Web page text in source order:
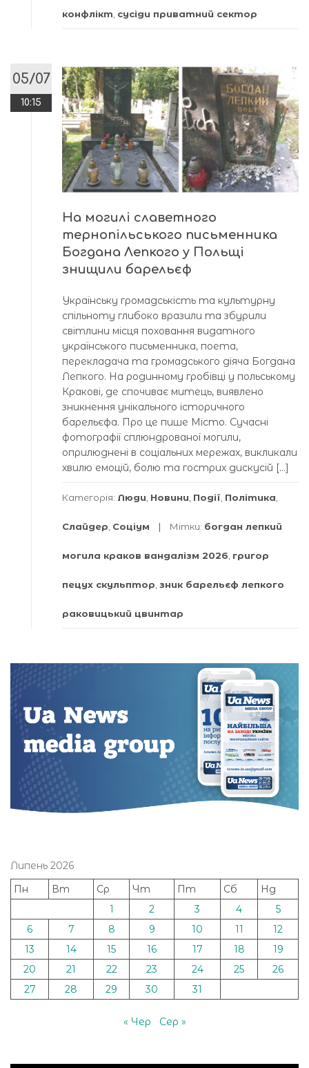
конфлікт сусіди приватний сектор
05/07
10:15
На могилі славетного
тернопільського письменника
Богдана Лепкого у Польщі
знищили барельєф
Українську громадськість та культурну
спільноту глибоко вразили та збурили
світлини місця поховання видатного
українського письменника, поета,
перекладача та громадського діяча Богдана
Лепкого. На родинному гробівці у польському
Кракові, де спочиває митець, виявлено
зникнення унікального історичного
барельєфа. Про це пише Місто. Сучасні
фотографії сплюндрованої могили,
оприлюднені в соціальних мережах, викликали
хвилю емоцій, болю та гострих дискусій […]
Категорія: Люди, Новини, Події, Політика,
Слайдер, Соціум Мітки: богдан лепкий
могила краков вандалізм 2026, григор
пецух скульптор, зник барельєф лепкого
раковицький цвинтар
Липень 2026
Пн
Вт Ср Чт Пт Сб
Нд
1
2 3 4
5
6
7 8 9 10 11
12
13
14 15 16 17 18
19
20
21 22 23 24 25
26
27
28 29 30 31
« Чер Сер »